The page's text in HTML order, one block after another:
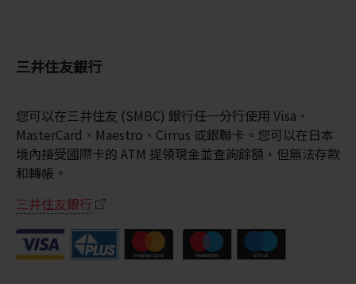
三井住友銀行
您可以在三井住友 (SMBC) 銀行任一分行使用 Visa、
MasterCard、Maestro、Cirrus 或銀聯卡。您可以在日本
境內接受國際卡的 ATM 提領現金並查詢餘額，但無法存款
和轉帳。
三井住友銀行